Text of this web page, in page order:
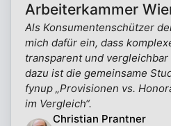
Arbeiterkammer
Als Konsumentenschützer
mich dafür ein, dass
transparent und
dazu ist die gemeinsame
fynup „Provisionen vs.
im Vergleich“.
Christian Prantner